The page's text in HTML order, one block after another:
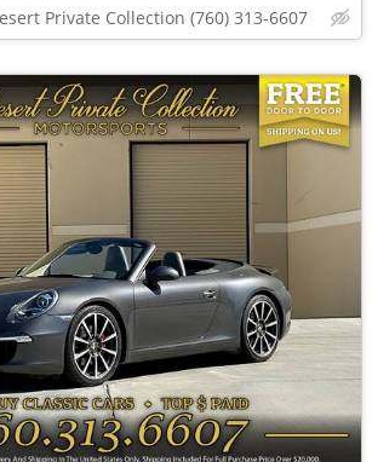
Private Collection (760) 313-6607